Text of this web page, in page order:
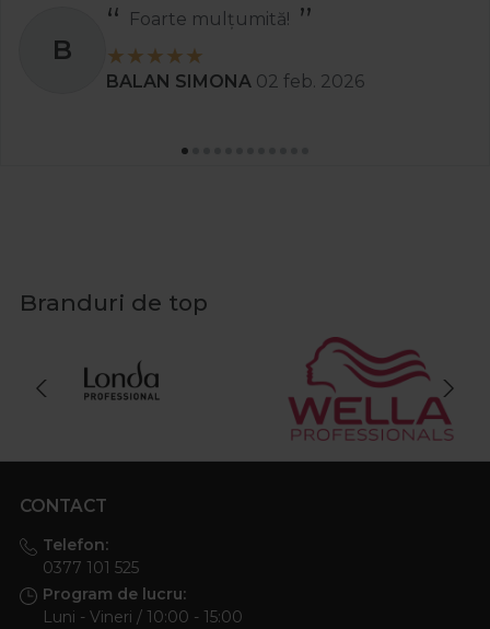
S
Recomand
Stanciu Aura Andreea 02 apr. 2025
Branduri de top
CONTACT
Telefon:
0377 101 525
Program de lucru:
Luni - Vineri / 10:00 - 15:00